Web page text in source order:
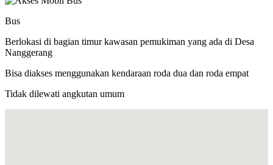
Bus
Berlokasi di bagian timur kawasan pemukiman yang ada di Desa
Nanggerang
Bisa diakses menggunakan kendaraan roda dua dan roda empat
Tidak dilewati angkutan umum